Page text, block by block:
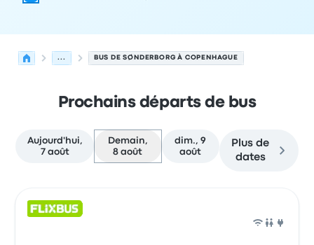
... BUS DE SØNDERBORG À COPENHAGUE
Prochains départs de bus
Aujourd'hui,
7 août
Demain,
8 août
dim., 9
août
Plus de
dates